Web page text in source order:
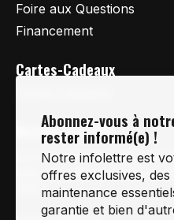
Foire aux Questions
Financement
Cartes-Cadeaux
Vertige Vélo Ski
La référence en vélo de
vélo hybride sur la Rive-
1997.
Abonnez-vous à
rester informé(e) !
Notre infolettre est
offres exclusives, des
maintenance
garantie et bien